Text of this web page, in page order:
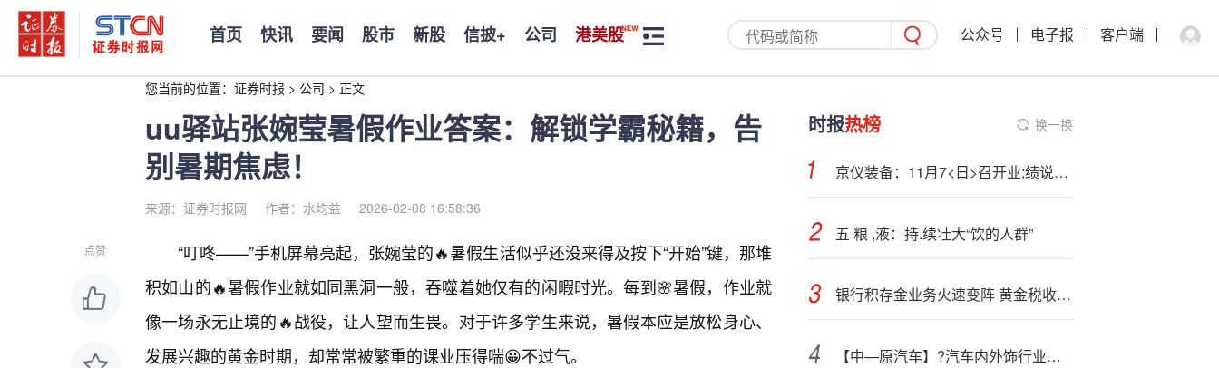
首页 快讯 要闻 股市 新股 信披+ 公司 港美股 公众号 电子报 客户端
您当前的位置： 证券时报 > 公司 > 正文
uu驿站张婉莹暑假作业答案：解锁学霸秘籍，告
别暑期焦虑！
来源：证券时报网 作者：水均益 2026-02-08 16:58:36
点赞
“叮咚——”手机屏幕亮起，张婉莹的🔥暑假生活似乎还没来得及按下“开始”键，那堆
积如山的🔥暑假作业就如同黑洞一般，吞噬着她仅有的闲暇时光。每到🌸暑假，作业就
像一场永无止境的🔥战役，让人望而生畏。对于许多学生来说，暑假本应是放松身心、
发展兴趣的黄金时期，却常常被繁重的课业压得喘😀不过气。
时报热榜 换一换
京仪装备：11月7<日>召开业;绩说明会，投资者参与
五 粮 ,液：持.续壮大“饮的人群”
银行积存金业务火速变阵 黄金税收新政有:何影响？
【中—原汽车】?汽车内外饰行业专题：汽车内外饰行业发展概况与重点标的梳理